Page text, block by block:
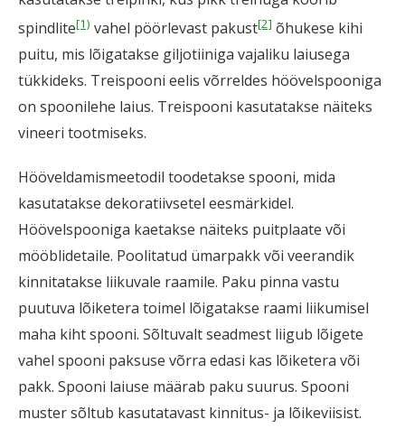
spindlite[1) vahel pöörlevast pakust[2] õhukese kihi
puitu, mis lõigatakse giljotiiniga vajaliku laiusega
tükkideks. Treispooni eelis võrreldes höövelspooniga
on spoonilehe laius. Treispooni kasutatakse näiteks
vineeri tootmiseks.
Hööveldamismeetodil toodetakse spooni, mida
kasutatakse dekoratiivsetel eesmärkidel.
Höövelspooniga kaetakse näiteks puitplaate või
mööblidetaile. Poolitatud ümarpakk või veerandik
kinnitatakse liikuvale raamile. Paku pinna vastu
puutuva lõiketera toimel lõigatakse raami liikumisel
maha kiht spooni. Sõltuvalt seadmest liigub lõigete
vahel spooni paksuse võrra edasi kas lõiketera või
pakk. Spooni laiuse määrab paku suurus. Spooni
muster sõltub kasutatavast kinnitus- ja lõikeviisist.